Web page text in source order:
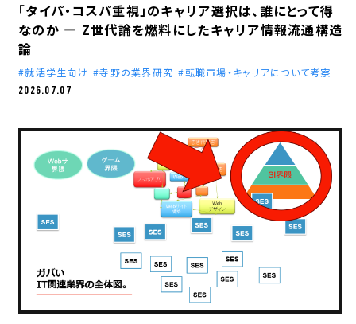
「タイパ・コスパ重視」のキャリア選択は、誰にとって得
なのか ― Z世代論を燃料にしたキャリア情報流通構造
論
就活学生向け 寺野の業界研究
転職市場・キャリアについて考察
2026.07.07